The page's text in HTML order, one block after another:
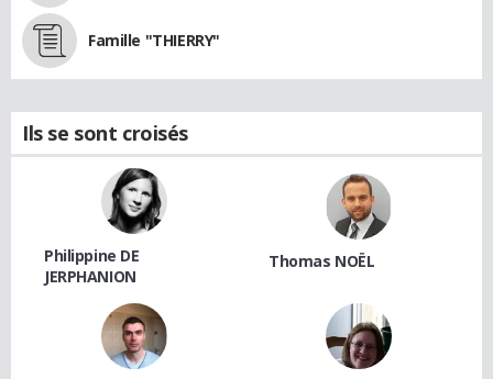
Famille "THIERRY"
Ils se sont croisés
Philippine DE
JERPHANION
Thomas NOËL